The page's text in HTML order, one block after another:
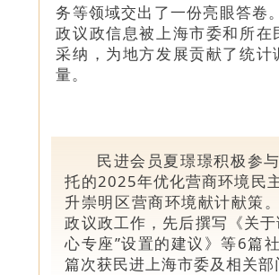
务等领域交出了一份亮眼答卷
政议政信息被上海市委和所
采纳，为地方发展贡献了统
量。
民进会员夏璟璟积极参
托的2025年优化营商环境民
升崇明区营商环境献计献策
政议政工作，先后撰写《关
心专座”设置的建议》等6篇
篇次获民进上海市委及相关部